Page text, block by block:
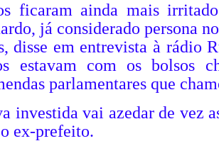
ficaram ainda mais
já considerado persona
disse em entrevista à rádio
estavam com os bolsos
parlamentares que
investida vai azedar de vez
ex-prefeito.